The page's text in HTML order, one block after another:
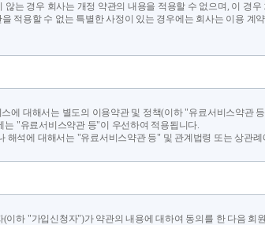
는 경우 회사는 개정 약관의 내용을 적용할 수 없으며, 이 경우
적용할 수 없는 특별한 사정이 있는 경우에는 회사는 이용 계
에 대해서는 별도의 이용약관 및 정책(이하 "유료서비스약관
"유료서비스약관 등"이 우선하여 적용됩니다.
석에 대해서는 "유료서비스약관 등" 및 관계법령 또는 상관례
하 "가입신청자")가 약관의 내용에 대하여 동의를 한 다음 회